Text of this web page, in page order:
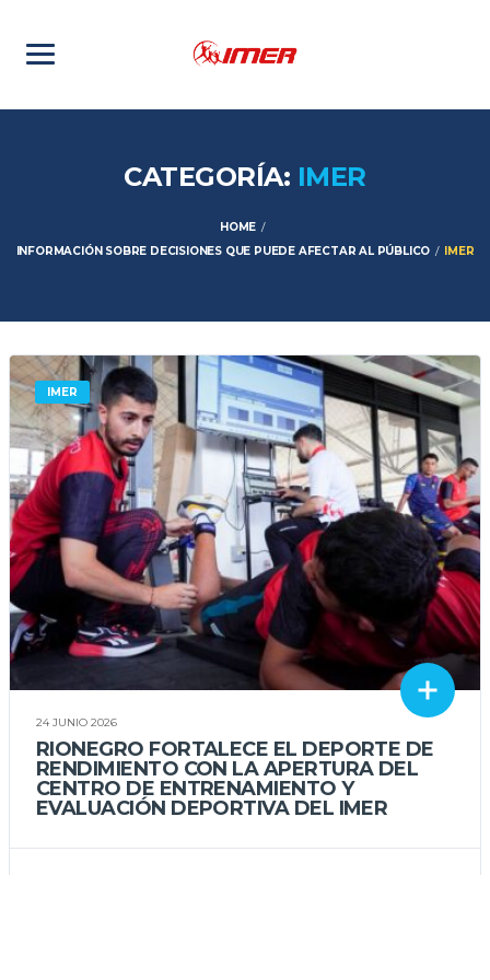
CATEGORÍA: IMER
HOME
INFORMACIÓN SOBRE DECISIONES QUE PUEDE AFECTAR AL PÚBLICO
IMER
IMER
24 JUNIO 2026
RIONEGRO FORTALECE EL DEPORTE DE
RENDIMIENTO CON LA APERTURA DEL
CENTRO DE ENTRENAMIENTO Y
EVALUACIÓN DEPORTIVA DEL IMER